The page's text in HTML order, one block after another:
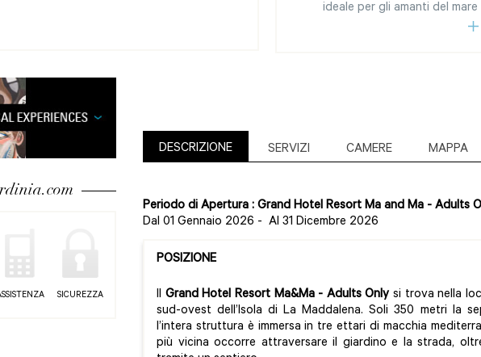
ideale per gli amanti del
SICUREZZA
DESCRIZIONE SERVIZI CAMERE MAPPA
Periodo di Apertura : Grand Hotel Resort Ma and Ma - Adults
Dal 01 Gennaio 2026 - Al 31 Dicembre 2026
POSIZIONE
Il Grand Hotel Resort Ma&Ma- Adults Onlysi trova nella
sud-ovest dell’Isola di La Maddalena. Soli 350 metri la
l’intera struttura è immersa in tre ettari di macchia
più vicina occorre attraversare il giardino e la strada,